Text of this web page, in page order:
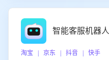
智能客服机器人
淘宝 | 京东 | 抖音 | 快手